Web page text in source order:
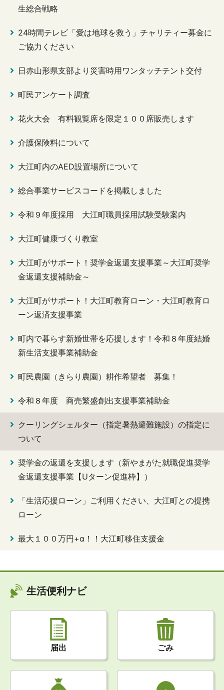
生総合戦略
24時間テレビ「愛は地球を救う」チャリティー募金に
ご協力ください
日赤山形県支部より災害時用ワンタッチテント交付
町民アンケート調査
花火大会 有料観覧席を限定１００席販売します
介護保険料について
大江町内のAED設置場所について
総合事業サービスコードを掲載しました
令和９年度採用 大江町職員採用試験受験案内
大江町健康づくり教室
大江町がサポート！奨学金返還支援事業～大江町奨学
金返還支援補助金～
大江町がサポート！大江町教育ローン・大江町教育ロ
ーン返済支援事業
町内で暮らす新婚世帯を応援します！令和８年度結婚
新生活支援事業補助金
町民農園（きらり農園）耕作希望者 募集！
令和８年度 商売繁盛創出支援事業補助金
クーリングシェルター（指定暑熱避難施設）の指定に
ついて
奨学金の返還を支援します（新やまがた就職促進奨学
金返還支援事業【Uターン促進枠】）
「生活応援ローン」ご利用ください、大江町との提携
ローン
最大１００万円+α！！大江町移住支援金
生活便利ナビ
届出 ごみ